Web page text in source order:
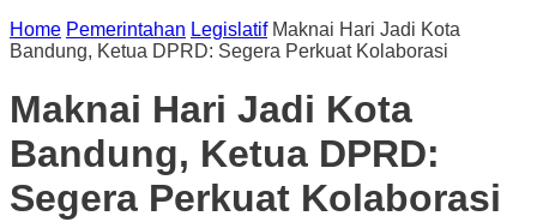
Home Pemerintahan Legislatif Maknai Hari Jadi Kota
Bandung, Ketua DPRD: Segera Perkuat Kolaborasi
Maknai Hari Jadi Kota
Bandung, Ketua DPRD:
Segera Perkuat Kolaborasi